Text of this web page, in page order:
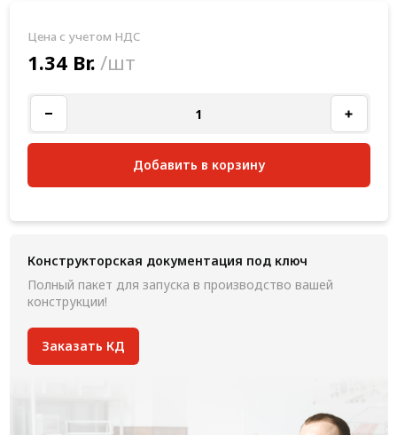
Цена с учетом НДС
1.34 Br. /шт
Добавить в корзину
Конструкторская документация под ключ
Полный пакет для запуска в производство вашей
конструкции!
Заказать КД